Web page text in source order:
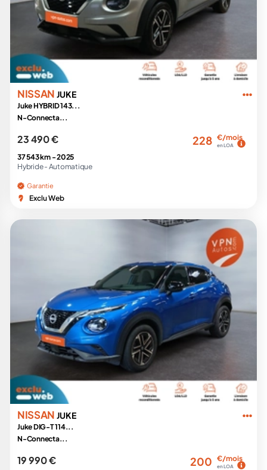
NISSAN JUKE
Juke HYBRID 143...
N-Connecta...
23 490 € 228 €/mois
en LOA
37 543 km -2025
Hybride - Automatique
Garantie
Exclu Web
NISSAN JUKE
Juke DIG-T 114...
N-Connecta...
19 990 € 200 €/mois
en LOA